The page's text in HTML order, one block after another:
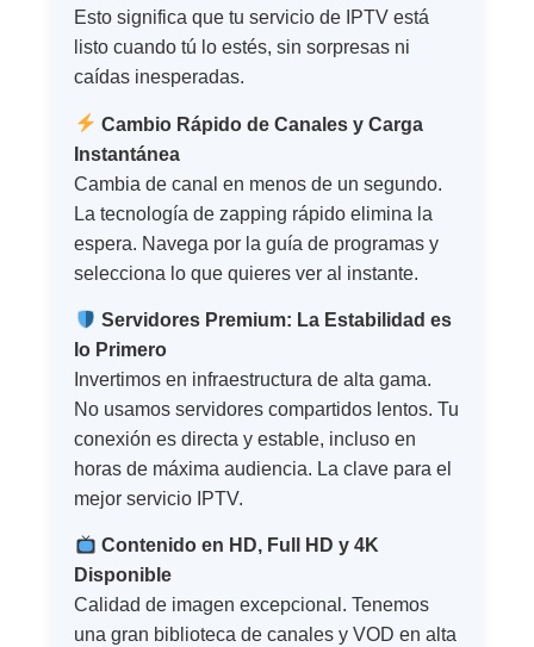
Esto significa que tu servicio de IPTV está
listo cuando tú lo estés, sin sorpresas ni
caídas inesperadas.
Cambio Rápido de Canales y Carga
Instantánea
Cambia de canal en menos de un segundo.
La tecnología de zapping rápido elimina la
espera. Navega por la guía de programas y
selecciona lo que quieres ver al instante.
Servidores Premium: La Estabilidad es
lo Primero
Invertimos en infraestructura de alta gama.
No usamos servidores compartidos lentos. Tu
conexión es directa y estable, incluso en
horas de máxima audiencia. La clave para el
mejor servicio IPTV.
Contenido en HD, Full HD y 4K
Disponible
Calidad de imagen excepcional. Tenemos
una gran biblioteca de canales y VOD en alta